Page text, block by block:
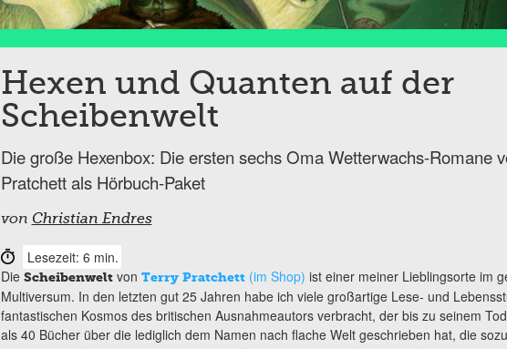
Hexen und Quanten auf der
Scheibenwelt
Die große Hexenbox: Die ersten sechs Oma Wetterwachs-Romane
Pratchett als Hörbuch-Paket
von Christian Endres
Lesezeit: 6 min.
Die Scheibenweltvon Terry Pratchett(im Shop) ist einer meiner Lieblingsorte im
Multiversum. In den letzten gut 25 Jahren habe ich viele großartige Lese- und
fantastischen Kosmos des britischen Ausnahmeautors verbracht, der bis zu seinem
als 40 Bücher über die lediglich dem Namen nach flache Welt geschrieben hat, die